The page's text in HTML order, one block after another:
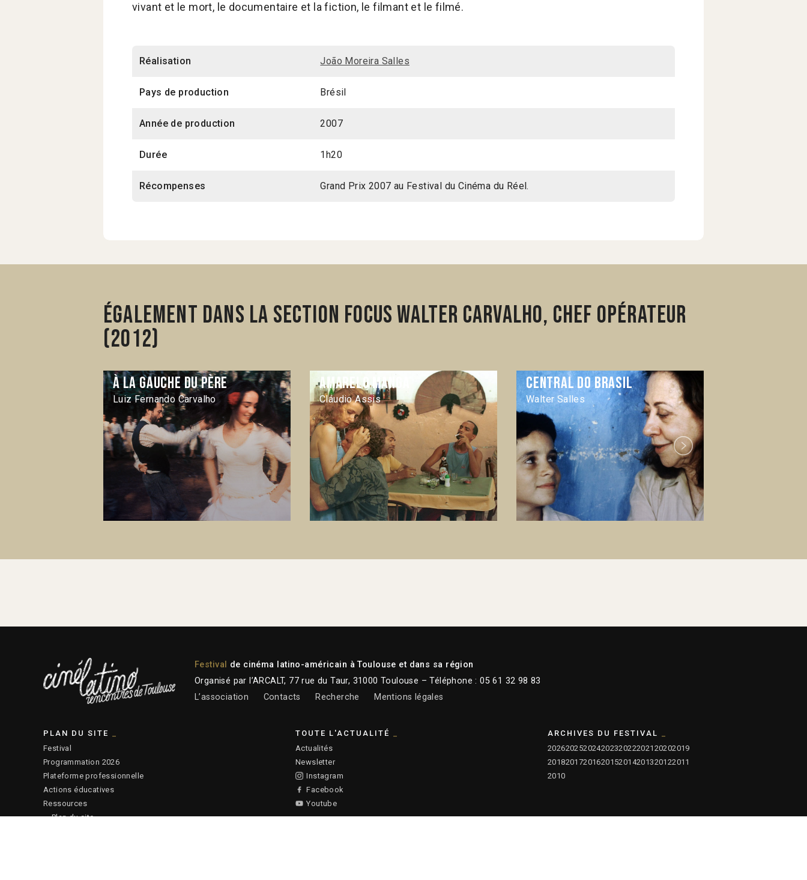
vivant et le mort, le documentaire et la fiction, le filmant et le filmé.
Réalisation João Moreira Salles
Pays de production Brésil
Année de production 2007
Durée 1h20
Récompenses Grand Prix 2007 au Festival du Cinéma du Réel.
Également dans la section Focus Walter Carvalho, chef opérateur
(2012)
À la gauche du père
Luiz Fernando Carvalho
Amarelo manga
Cláudio Assis
Central do Brasil
Walter Salles
Next
Festival
de cinéma latino-américain à Toulouse et dans sa région
Organisé par l’ARCALT, 77 rue du Taur, 31000 Toulouse – Téléphone : 05 61 32 98 83
L’association
Contacts Recherche Mentions légales
PLAN DU SITE
Festival
Programmation 2026
Plateforme professionnelle
Actions éducatives
Ressources
— Plan du site
TOUTE L'ACTUALITÉ
Actualités
Newsletter
Instagram
Facebook
Youtube
ARCHIVES DU FESTIVAL
202620252024202320222021 20202019
20182017201620152014201320122011
2010